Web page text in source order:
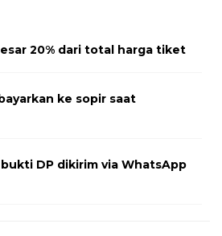
20% dari total harga tiket
ke sopir saat
DP dikirim via WhatsApp